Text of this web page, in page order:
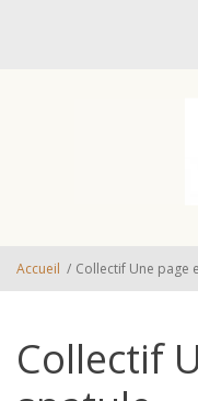
Accueil / Collectif Une page
Collectif